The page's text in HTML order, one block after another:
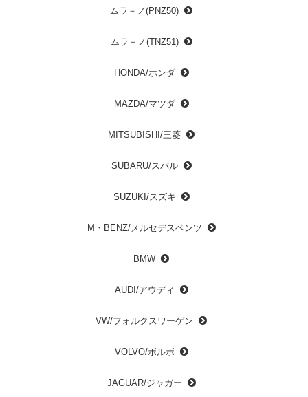
ムラ－ノ(PNZ50)
ムラ－ノ(TNZ51)
HONDA/ホンダ
MAZDA/マツダ
MITSUBISHI/三菱
SUBARU/スバル
SUZUKI/スズキ
M・BENZ/メルセデスベンツ
BMW
AUDI/アウディ
VW/フォルクスワーゲン
VOLVO/ボルボ
JAGUAR/ジャガー